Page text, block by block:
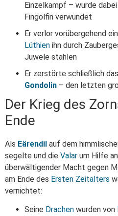
Einzelkampf – wurde
Fingolfin verwundet
Er verlor vorübergehend
Lúthien ihn durch
Juwele stahlen
Er zerstörte schließlich
Gondolin – den letzten
Der Krieg des
Ende
Als Eärendil auf dem
segelte und die Valar um Hilfe
überwältigender Macht gegen
am Ende des Ersten Zeitalters
vernichtet:
Seine Drachen wurden von